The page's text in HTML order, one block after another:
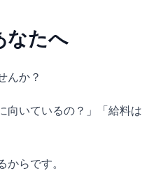
なたへ
んか？
いているの？」「給料
らです。